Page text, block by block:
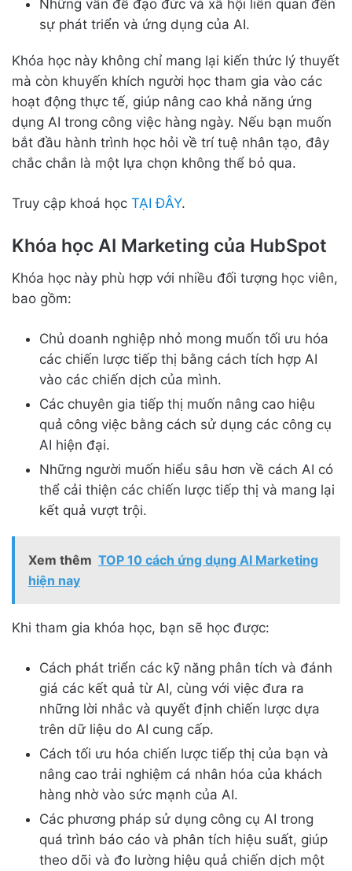
Những vấn đề đạo đức và xã hội liên quan đến
sự phát triển và ứng dụng của AI.
Khóa học này không chỉ mang lại kiến thức lý thuyết
mà còn khuyến khích người học tham gia vào các
hoạt động thực tế, giúp nâng cao khả năng ứng
dụng AI trong công việc hàng ngày. Nếu bạn muốn
bắt đầu hành trình học hỏi về trí tuệ nhân tạo, đây
chắc chắn là một lựa chọn không thể bỏ qua.
Truy cập khoá học TẠI ĐÂY.
Khóa học AI Marketing của HubSpot
Khóa học này phù hợp với nhiều đối tượng học viên,
bao gồm:
Chủ doanh nghiệp nhỏ mong muốn tối ưu hóa
các chiến lược tiếp thị bằng cách tích hợp AI
vào các chiến dịch của mình.
Các chuyên gia tiếp thị muốn nâng cao hiệu
quả công việc bằng cách sử dụng các công cụ
AI hiện đại.
Những người muốn hiểu sâu hơn về cách AI có
thể cải thiện các chiến lược tiếp thị và mang lại
kết quả vượt trội.
Xem thêm TOP 10 cách ứng dụng AI Marketing
hiện nay
Khi tham gia khóa học, bạn sẽ học được:
Cách phát triển các kỹ năng phân tích và đánh
giá các kết quả từ AI, cùng với việc đưa ra
những lời nhắc và quyết định chiến lược dựa
trên dữ liệu do AI cung cấp.
Cách tối ưu hóa chiến lược tiếp thị của bạn và
nâng cao trải nghiệm cá nhân hóa của khách
hàng nhờ vào sức mạnh của AI.
Các phương pháp sử dụng công cụ AI trong
quá trình báo cáo và phân tích hiệu suất, giúp
theo dõi và đo lường hiệu quả chiến dịch một